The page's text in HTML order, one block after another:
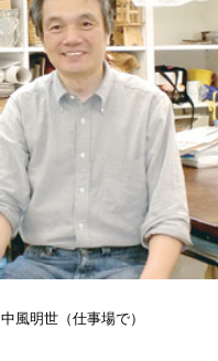
中風明世（仕事場で）